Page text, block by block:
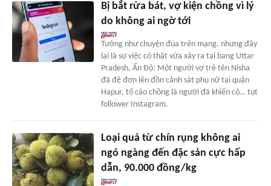
Bị bắt rửa bát, vợ kiện chồng vì lý
do không ai ngờ tới
Tưởng như chuyện đùa trên mạng, nhưng đây
lại là sự việc có thật vừa xảy ra tại bang Uttar
Pradesh, Ấn Độ: Một người vợ trẻ tên Nisha
đã đệ đơn lên đồn cảnh sát phụ nữ tại quận
Hapur, tố cáo chồng là người đã khiến cô… tụt
follower Instagram.
Loại quả từ chín rụng không ai
ngó ngàng đến đặc sản cực hấp
dẫn, 90.000 đồng/kg